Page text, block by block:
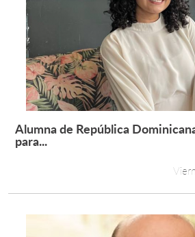
Alumna de República
para...